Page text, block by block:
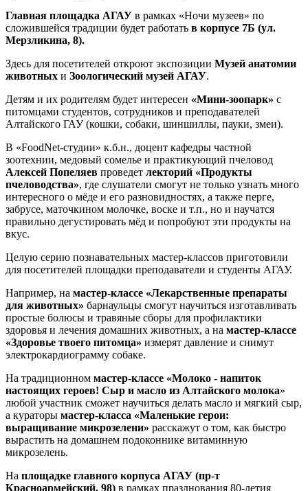
Главная площадка АГАУ в рамках «Ночи музеев» по
сложившейся традиции будет работать в корпусе 7Б (ул.
Мерзликина, 8).
Здесь для посетителей откроют экспозиции Музей анатомии
животных и Зоологический музей АГАУ.
Детям и их родителям будет интересен «Мини-зоопарк» с
питомцами студентов, сотрудников и преподавателей
Алтайского ГАУ (кошки, собаки, шиншиллы, пауки, змеи).
В «FoodNet-студии» к.б.н., доцент кафедры частной
зоотехнии, медовый сомелье и практикующий пчеловод
Алексей Попеляев проведет лекторий «Продукты
пчеловодства», где слушатели смогут не только узнать много
интересного о мёде и его разновидностях, а также перге,
забрусе, маточкином молочке, воске и т.п., но и научатся
правильно дегустировать мёд и попробуют эти продукты на
вкус.
Целую серию познавательных мастер-классов приготовили
для посетителей площадки преподаватели и студенты АГАУ.
Например, на мастер-классе «Лекарственные препараты
для животных» барнаульцы смогут научиться изготавливать
простые болюсы и травяные сборы для профилактики
здоровья и лечения домашних животных, а на мастер-классе
«Здоровье твоего питомца» измерят давление и снимут
электрокардиограмму собаке.
На традиционном мастер-классе «Молоко - напиток
настоящих героев! Сыр и масло из Алтайского молока»
любой участник сможет научиться делать масло и мягкий сыр,
а кураторы мастер-класса «Маленькие герои:
выращивание микрозелени» расскажут о том, как быстро
вырастить на домашнем подоконнике витаминную
микрозелень.
На площадке главного корпуса АГАУ (пр-т
Красноармейский, 98) в рамках празднования 80-летия